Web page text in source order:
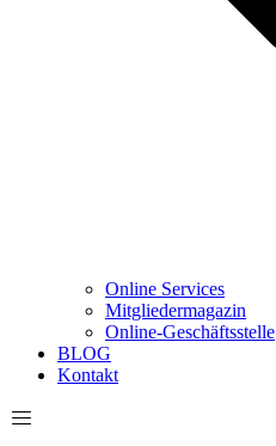
Online Services
Mitgliedermagazin
Online-Geschäftsstelle
BLOG
Kontakt